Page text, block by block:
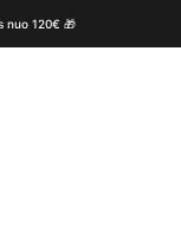
nuo 120€ 🎁